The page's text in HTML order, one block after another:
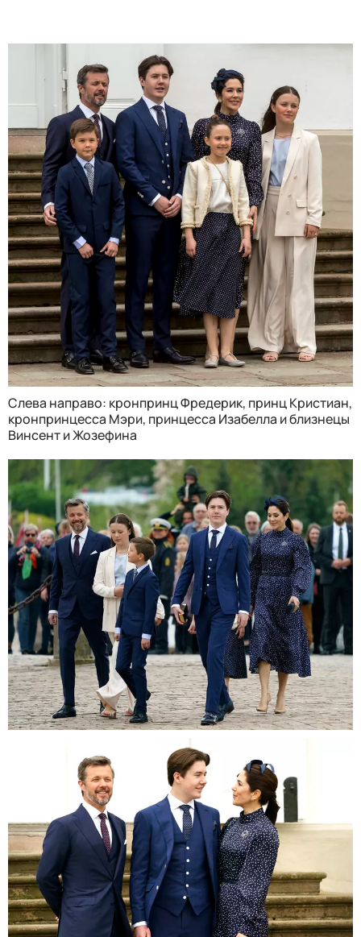
Слева направо: кронпринц Фредерик, принц Кристиан,
кронпринцесса Мэри, принцесса Изабелла и близнецы
Винсент и Жозефина